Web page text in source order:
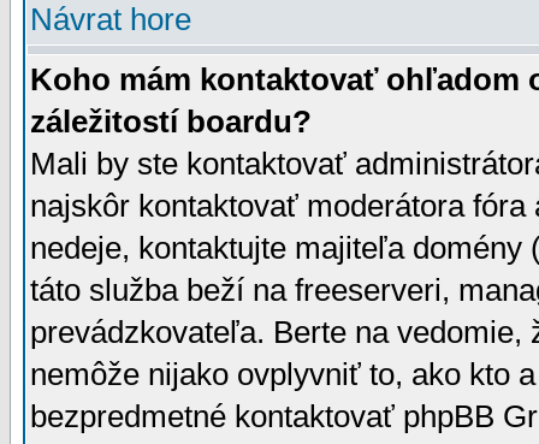
Návrat hore
Koho mám kontaktovať ohľadom
záležitostí boardu?
Mali by ste kontaktovať
najskôr kontaktovať moderátora
nedeje, kontaktujte majiteľa
táto služba beží na freeserveri,
prevádzkovateľa. Berte na vedomie,
nemôže nijako ovplyvniť to, ako kto
bezpredmetné kontaktovať phpBB